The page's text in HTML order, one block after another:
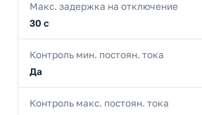
Макс. задержка на отключение
30 с
Контроль мин. постоян. тока
Да
Контроль макс. постоян. тока